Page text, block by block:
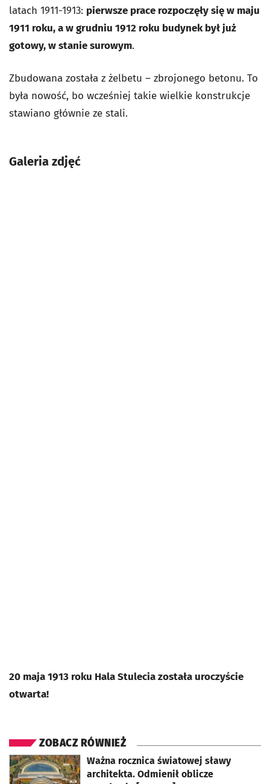
latach 1911-1913: pierwsze prace rozpoczęły się w maju
1911 roku, a w grudniu 1912 roku budynek był już
gotowy, w stanie surowym.
Zbudowana została z żelbetu – zbrojonego betonu. To
była nowość, bo wcześniej takie wielkie konstrukcje
stawiano głównie ze stali.
Galeria zdjęć
20 maja 1913 roku Hala Stulecia została uroczyście
otwarta!
ZOBACZ RÓWNIEŻ
Ważna rocznica światowej sławy
architekta. Odmienił oblicze
otworzy się w nowej karcie